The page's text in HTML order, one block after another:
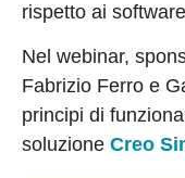
rispetto ai
Nel webinar,
Fabrizio Ferro e
principi di
soluzione Creo